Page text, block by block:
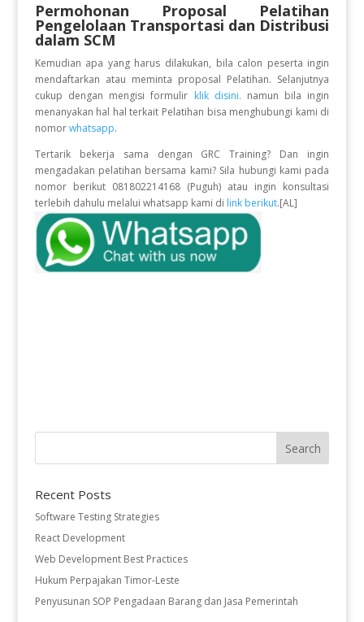
Permohonan Proposal Pelatihan
Pengelolaan Transportasi dan Distribusi
dalam SCM
Kemudian apa yang harus dilakukan, bila calon peserta ingin
mendaftarkan atau meminta proposal Pelatihan. Selanjutnya
cukup dengan mengisi formulir klik disini. namun bila ingin
menanyakan hal hal terkait Pelatihan bisa menghubungi kami di
nomor whatsapp.
Tertarik bekerja sama dengan GRC Training? Dan ingin
mengadakan pelatihan bersama kami? Sila hubungi kami pada
nomor berikut 081802214168 (Puguh) atau ingin konsultasi
terlebih dahulu melalui whatsapp kami di link berikut.[AL]
Recent Posts
Software Testing Strategies
React Development
Web Development Best Practices
Hukum Perpajakan Timor-Leste
Penyusunan SOP Pengadaan Barang dan Jasa Pemerintah